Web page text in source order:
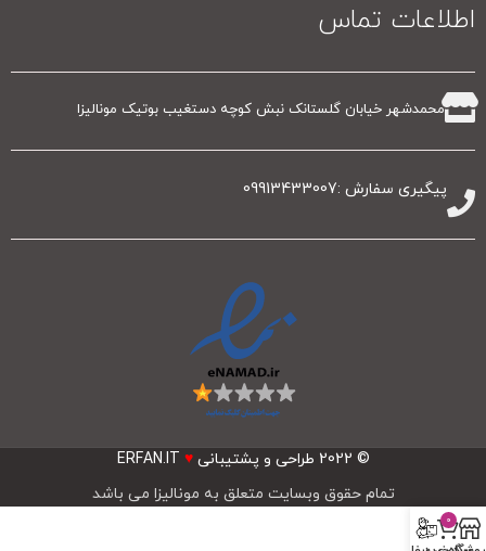
اطلاعات تماس
محمدشهر خیابان گلستانک نبش کوچه دستغیب بوتیک مونالیزا
پیگیری سفارش :09913433007
© 2022 طراحی و پشتیبانی ♥
ERFAN.IT
تمام حقوق وبسایت متعلق به مونالیزا می باشد
0